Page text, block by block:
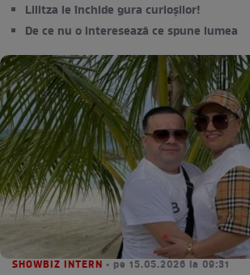
Lilitza le închide gura curioșilor!
De ce nu o interesează ce spune lumea
SHOWBIZ INTERN • pe 15.05.2026 la 09:31